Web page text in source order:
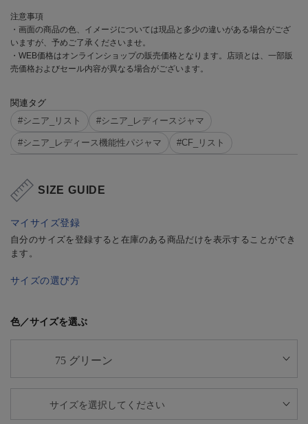
注意事項
・画面の商品の色、イメージについては現品と多少の違いがある場合がござ
いますが、予めご了承くださいませ。
・WEB価格はオンラインショップの販売価格となります。店頭とは、一部販
売価格およびセール内容が異なる場合がございます。
関連タグ
#シニア_リスト
#シニア_レディースジャマ
#シニア_レディース機能性パジャマ #CF_リスト
SIZE GUIDE
マイサイズ登録
自分のサイズを登録すると在庫のある商品だけを表示することができ
ます。
サイズの選び方
色／サイズを選ぶ